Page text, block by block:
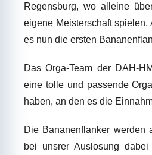
Regensburg, wo alleine
eigene Meisterschaft spielen.
es nun die ersten
Das Orga-Team der DAH-
eine tolle und passende
haben, an den es die
Die Bananenflanker werden
bei unsrer Auslosung